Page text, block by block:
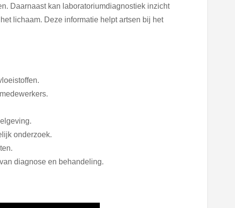
Daarnaast kan laboratoriumdiagnostiek inzicht
lichaam. Deze informatie helpt artsen bij het
onderzoek.
diagnose en behandeling.